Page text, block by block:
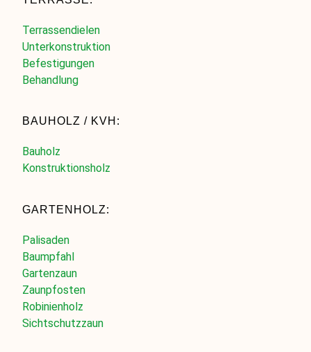
Terrassendielen
Unterkonstruktion
Befestigungen
Behandlung
BAUHOLZ / KVH:
Bauholz
Konstruktionsholz
GARTENHOLZ:
Palisaden
Baumpfahl
Gartenzaun
Zaunpfosten
Robinienholz
Sichtschutzzaun